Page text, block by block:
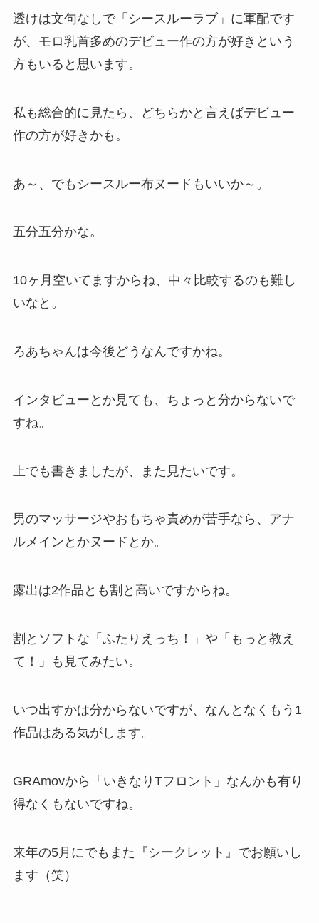
透けは文句なしで「シースルーラブ」に軍配です
が、モロ乳首多めのデビュー作の方が好きという
方もいると思います。
私も総合的に見たら、どちらかと言えばデビュー
作の方が好きかも。
あ～、でもシースルー布ヌードもいいか～。
五分五分かな。
10ヶ月空いてますからね、中々比較するのも難し
いなと。
ろあちゃんは今後どうなんですかね。
インタビューとか見ても、ちょっと分からないで
すね。
上でも書きましたが、また見たいです。
男のマッサージやおもちゃ責めが苦手なら、アナ
ルメインとかヌードとか。
露出は2作品とも割と高いですからね。
割とソフトな「ふたりえっち！」や「もっと教え
て！」も見てみたい。
いつ出すかは分からないですが、なんとなくもう1
作品はある気がします。
GRAmovから「いきなりTフロント」なんかも有り
得なくもないですね。
来年の5月にでもまた『シークレット』でお願いし
ます（笑）